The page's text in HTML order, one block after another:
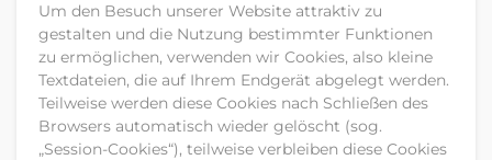
Um den Besuch unserer Website attraktiv zu
gestalten und die Nutzung bestimmter Funktionen
zu ermöglichen, verwenden wir Cookies, also kleine
Textdateien, die auf Ihrem Endgerät abgelegt werden.
Teilweise werden diese Cookies nach Schließen des
Browsers automatisch wieder gelöscht (sog.
„Session-Cookies“), teilweise verbleiben diese Cookies